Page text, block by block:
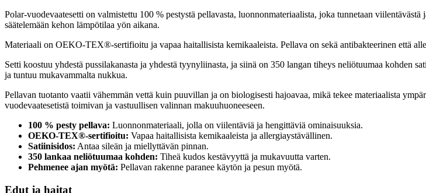
Polar-vuodevaatesetti on valmistettu 100 % pestystä pellavasta, luonnonmateriaalista, joka tunnetaan
säätelemään kehon lämpötilaa yön aikana.
Materiaali on OEKO-TEX®-sertifioitu ja vapaa haitallisista kemikaaleista. Pellava on sekä antibakteerinen että
Setti koostuu yhdestä pussilakanasta ja yhdestä tyynyliinasta, ja siinä on 350 langan tiheys neliötuumaa kohden
ja tuntuu mukavammalta nukkua.
Pellavan tuotanto vaatii vähemmän vettä kuin puuvillan ja on biologisesti hajoavaa, mikä tekee materiaalista
vuodevaatesetistä toimivan ja vastuullisen valinnan makuuhuoneeseen.
100 % pesty pellava: Luonnonmateriaali, jolla on viilentäviä ja hengittäviä ominaisuuksia.
OEKO-TEX®-sertifioitu: Vapaa haitallisista kemikaaleista ja allergiaystävällinen.
Satiinisidos: Antaa sileän ja miellyttävän pinnan.
350 lankaa neliötuumaa kohden: Tiheä kudos kestävyyttä ja mukavuutta varten.
Pehmenee ajan myötä: Pellavan rakenne paranee käytön ja pesun myötä.
Edut ja haitat